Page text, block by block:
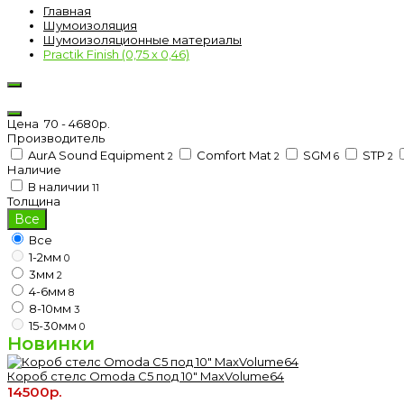
Главная
Шумоизоляция
Шумоизоляционные материалы
Practik Finish (0,75 х 0,46)
Цена 70 -4680р.
Производитель
AurA Sound Equipment 2 Comfort Mat 2 SGM 6 STP 2
Наличие
В наличии 11
Толщина
Все
Все
1-2мм 0
3мм 2
4-6мм 8
8-10мм 3
15-30мм 0
Новинки
Короб стелс Omoda C5 под 10" MaxVolume64
14500р.